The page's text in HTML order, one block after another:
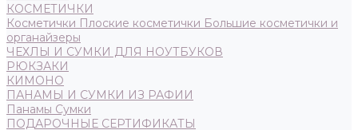
КОСМЕТИЧКИ
Косметички Плоские косметички Большие косметички и
органайзеры
ЧЕХЛЫ И СУМКИ ДЛЯ НОУТБУКОВ
РЮКЗАКИ
КИМОНО
ПАНАМЫ И СУМКИ ИЗ РАФИИ
Панамы Сумки
ПОДАРОЧНЫЕ СЕРТИФИКАТЫ